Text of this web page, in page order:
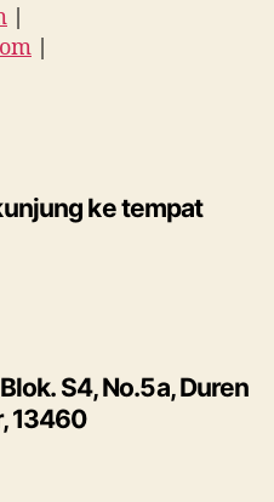
|
|
ke tempat
S4, No.5a, Duren
13460